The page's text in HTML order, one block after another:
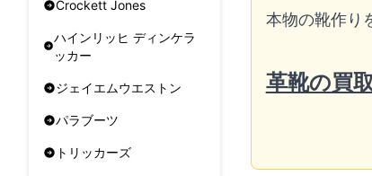
Crockett Jones
ハインリッヒ ディンケラ
ッカー
ジェイエムウエストン
パラブーツ
トリッカーズ
本物の靴作り
革靴の買